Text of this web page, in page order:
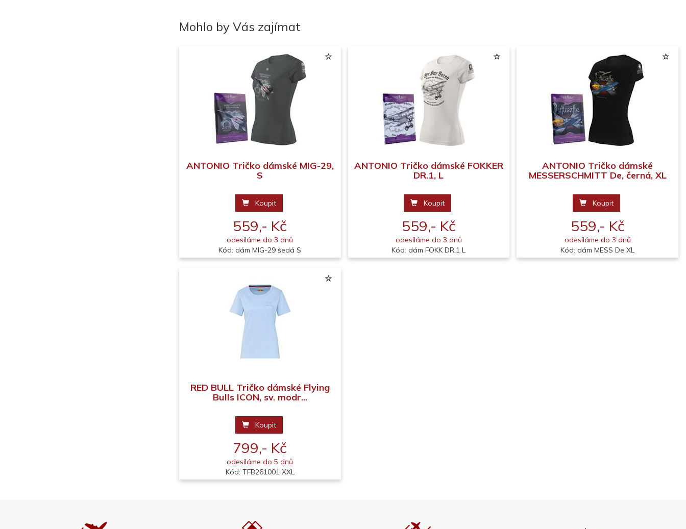
Mohlo by Vás zajímat
ANTONIO Tričko dámské MIG-29,
S
Koupit
559,- Kč
odesíláme do 3 dnů
Kód: dám MIG-29 šedá S
ANTONIO Tričko dámské FOKKER
DR.1, L
Koupit
559,- Kč
odesíláme do 3 dnů
Kód: dám FOKK DR.1 L
ANTONIO Tričko dámské
MESSERSCHMITT De, černá, XL
Koupit
559,- Kč
odesíláme do 3 dnů
Kód: dám MESS De XL
RED BULL Tričko dámské Flying
Bulls ICON, sv. modr...
Koupit
799,- Kč
odesíláme do 5 dnů
Kód: TFB261001 XXL